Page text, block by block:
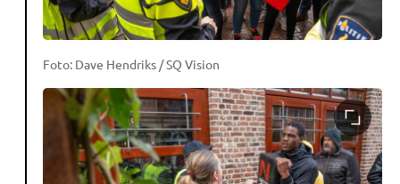
Foto: Dave Hendriks / SQ Vision